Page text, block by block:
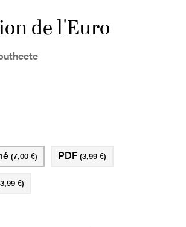
de l'Euro
(7,00 €)
€)
PDF (3,99 €)